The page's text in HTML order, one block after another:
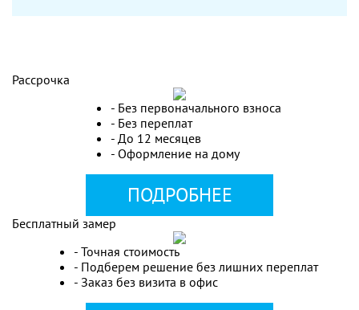
Рассрочка
- Без первоначального взноса
- Без переплат
- До 12 месяцев
- Оформление на дому
ПОДРОБНЕЕ
Бесплатный замер
- Точная стоимость
- Подберем решение без лишних переплат
- Заказ без визита в офис